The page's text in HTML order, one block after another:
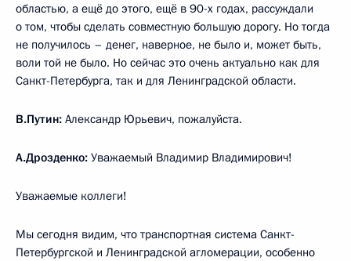
областью, а ещё до этого, ещё в 90-х годах, рассуждали
о том, чтобы сделать совместную большую дорогу. Но тогда
не получилось – денег, наверное, не было и, может быть,
воли той не было. Но сейчас это очень актуально как для
Санкт-Петербурга, так и для Ленинградской области.
В.Путин: Александр Юрьевич, пожалуйста.
А.Дрозденко: Уважаемый Владимир Владимирович!
Уважаемые коллеги!
Мы сегодня видим, что транспортная система Санкт-
Петербургской и Ленинградской агломерации, особенно